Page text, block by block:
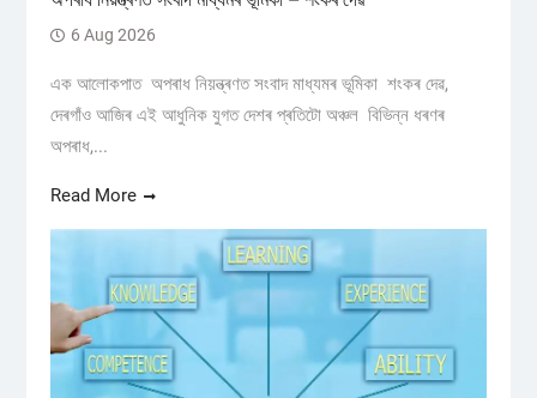
6 Aug 2026
এক আলোকপাত অপৰাধ নিয়ন্ত্ৰণত সংবাদ মাধ্যমৰ ভূমিকা শংকৰ দেৱ,
দেৰগাঁও আজিৰ এই আধুনিক যুগত দেশৰ প্ৰতিটো অঞ্চল বিভিন্ন ধৰণৰ
অপৰাধ,...
Read More